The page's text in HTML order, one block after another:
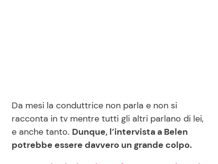
Da mesi la conduttrice non parla e non si
racconta in tv mentre tutti gli altri parlano di lei,
e anche tanto. Dunque, l’intervista a Belen
potrebbe essere davvero un grande colpo.